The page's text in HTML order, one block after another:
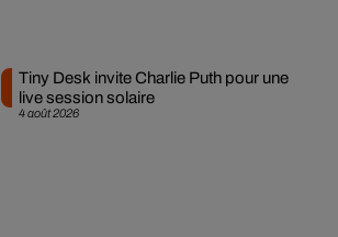
4 août 2026
Tiny Desk invite Charlie Puth pour une
live session solaire